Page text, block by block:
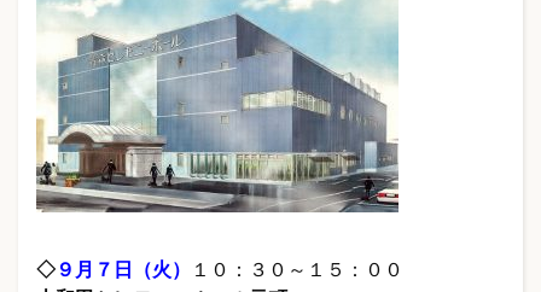
◇ ９ 月７日（火）
１０：３０～１５：００